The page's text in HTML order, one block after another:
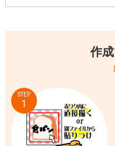
作
STEP
1